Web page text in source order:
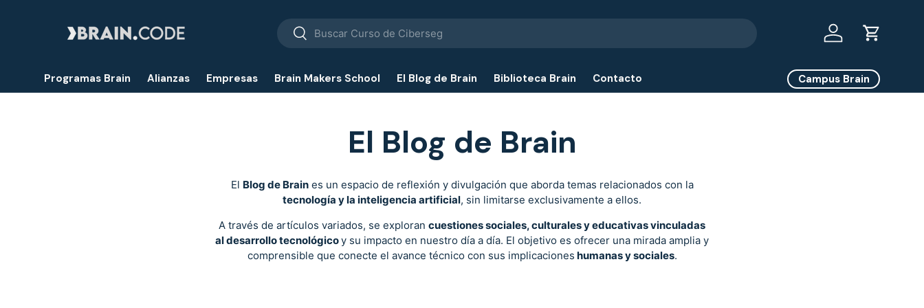
Ir al contenido Buscar
Buscar
Iniciar sesión
Carrito
Programas Brain Alianzas Empresas Brain Makers School El Blog de Brain Biblioteca Brain Contacto Campus Brain
El Blog de Brain
El Blog de Braines un espacio de reflexión y divulgación que aborda temas relacionados con la
tecnología y la inteligencia artificial, sin limitarse exclusivamente a ellos.
A través de artículos variados, se exploran cuestiones sociales, culturales y educativas vinculadas
al desarrollo tecnológicoy su impacto en nuestro día a día. El objetivo es ofrecer una mirada amplia y
comprensible que conecte el avance técnico con sus implicaciones humanas y sociales.